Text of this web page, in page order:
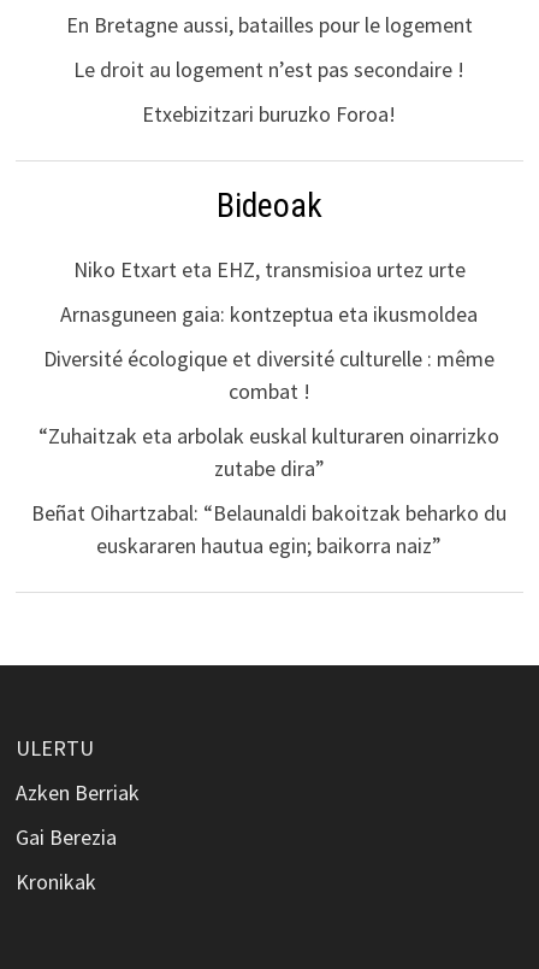
En Bretagne aussi, batailles pour le logement
Le droit au logement n’est pas secondaire !
Etxebizitzari buruzko Foroa!
Bideoak
Niko Etxart eta EHZ, transmisioa urtez urte
Arnasguneen gaia: kontzeptua eta ikusmoldea
Diversité écologique et diversité culturelle : même
combat !
“Zuhaitzak eta arbolak euskal kulturaren oinarrizko
zutabe dira”
Beñat Oihartzabal: “Belaunaldi bakoitzak beharko du
euskararen hautua egin; baikorra naiz”
ULERTU
Azken Berriak
Gai Berezia
Kronikak